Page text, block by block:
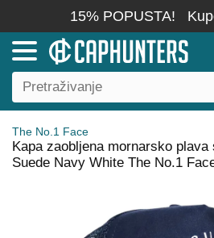
15% POPUSTA!
The No.1 Face
Kapa zaobljena mornarsko
Suede Navy White The No.1